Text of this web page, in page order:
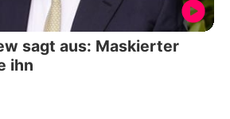
sagt aus: Maskierter
ihn